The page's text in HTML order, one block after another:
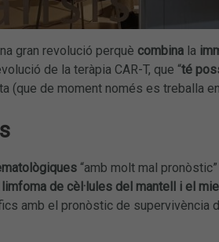
gran revolució perquè combinala
de la teràpia CAR-T, que “té
(que de moment només es treballa
“amb molt mal
de cèl·lules del mantell i el
amb el pronòstic de supervivència